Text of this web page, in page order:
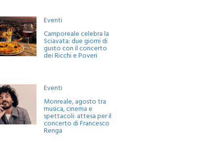
Eventi
Camporeale celebra la
Sciavata: due giorni di
gusto con il concerto
dei Ricchi e Poveri
Eventi
Monreale, agosto tra
musica, cinema e
spettacoli: attesa per il
concerto di Francesco
Renga